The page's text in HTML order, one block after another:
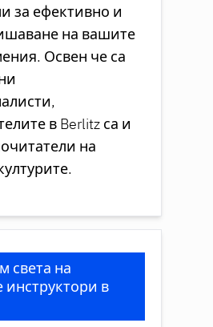
за ефективно и
на вашите
Освен че са
в Berlitz са и
на
света на
инструктори в